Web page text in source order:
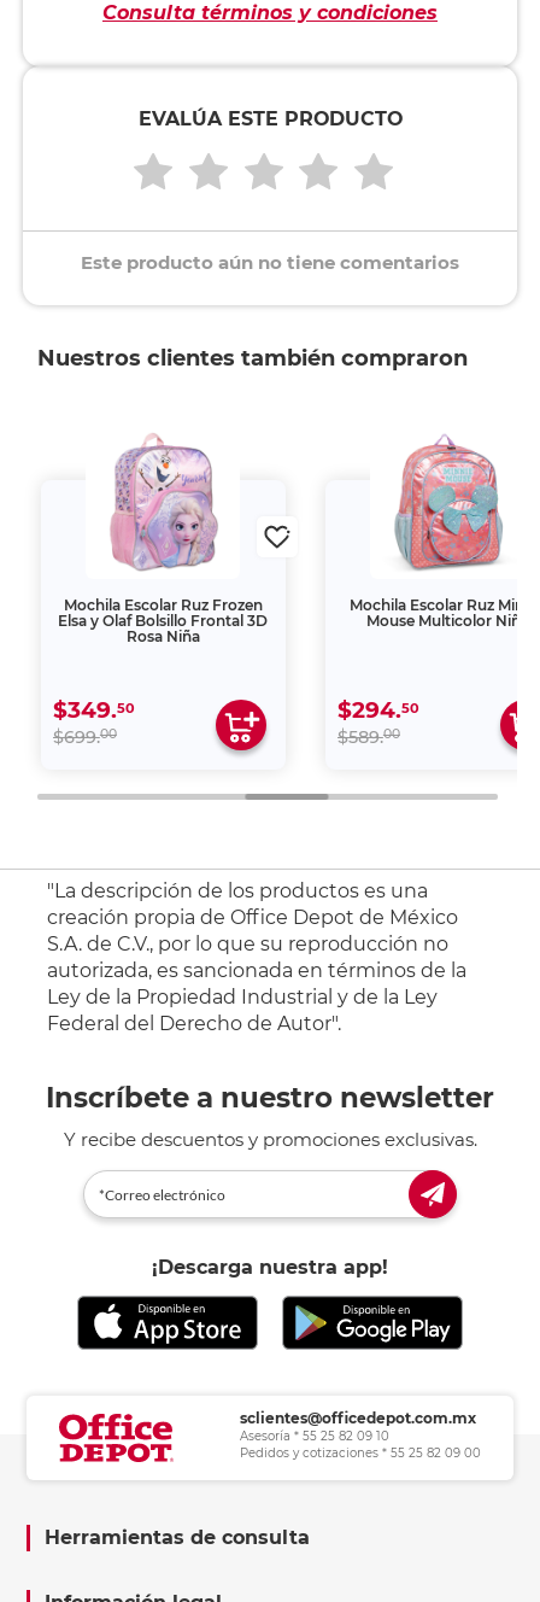
Consulta términos y condiciones
EVALÚA ESTE PRODUCTO
Este producto aún no tiene comentarios
Nuestros clientes también compraron
Mochila Escolar Ruz Frozen
Elsa y Olaf Bolsillo Frontal 3D
Rosa Niña
$349.50
$699.00
Mochila Escolar Ruz
Mouse Multicolor Niña
$294.50
$589.00
"La descripción de los productos es una
creación propia de Office Depot de México
S.A. de C.V., por lo que su reproducción no
autorizada, es sancionada en términos de la
Ley de la Propiedad Industrial y de la Ley
Federal del Derecho de Autor".
Inscríbete a nuestro newsletter
Y recibe descuentos y promociones exclusivas.
¡Descarga nuestra app!
sclientes@officedepot.com.mx
Asesoría * 55 25 82 09 10
Pedidos y cotizaciones * 55 25 82 09 00
Herramientas de consulta